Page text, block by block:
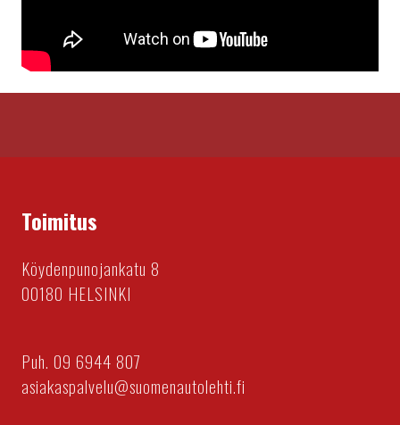
Toimitus
Köydenpunojankatu 8
00180 HELSINKI
Puh. 09 6944 807
asiakaspalvelu@suomenautolehti.fi